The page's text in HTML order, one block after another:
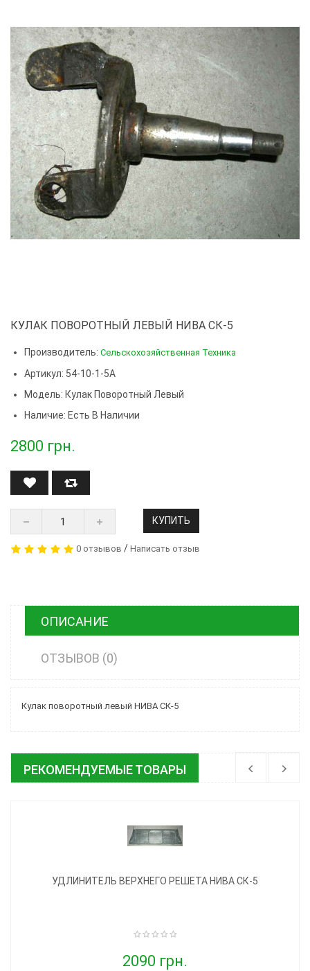
КУЛАК ПОВОРОТНЫЙ ЛЕВЫЙ НИВА СК-5
Производитель: Сельскохозяйственная Техника
Артикул: 54-10-1-5А
Модель: Кулак Поворотный Левый
Наличие: Есть В Наличии
2800 грн.
КУПИТЬ
0 отзывов / Написать отзыв
ОПИСАНИЕ
ОТЗЫВОВ (0)
Кулак поворотный левый НИВА СК-5
РЕКОМЕНДУЕМЫЕ ТОВАРЫ
УДЛИНИТЕЛЬ ВЕРХНЕГО РЕШЕТА НИВА СК-5
2090 грн.